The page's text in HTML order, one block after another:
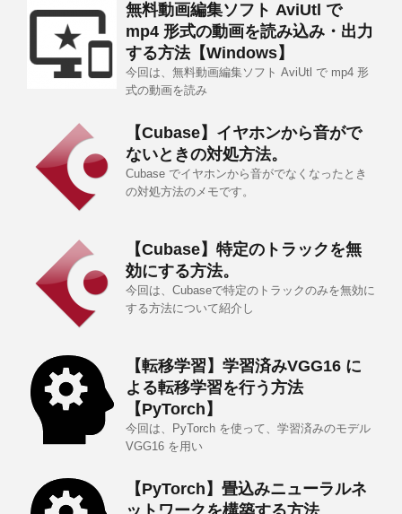
無料動画編集ソフト AviUtl で
mp4 形式の動画を読み込み・出力
する方法【Windows】
今回は、無料動画編集ソフト AviUtl で mp4 形
式の動画を読み
【Cubase】イヤホンから音がで
ないときの対処方法。
Cubase でイヤホンから音がでなくなったとき
の対処方法のメモです。
【Cubase】特定のトラックを無
効にする方法。
今回は、Cubaseで特定のトラックのみを無効に
する方法について紹介し
【転移学習】学習済みVGG16 に
よる転移学習を行う方法
【PyTorch】
今回は、PyTorch を使って、学習済みのモデル
VGG16 を用い
【PyTorch】畳込みニューラルネ
ットワークを構築する方法